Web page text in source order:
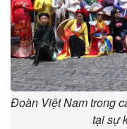
Đoàn Việt Nam trong
tại sự